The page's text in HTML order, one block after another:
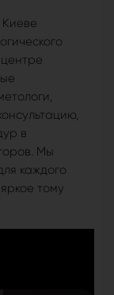
в
Мы
каждого
тому